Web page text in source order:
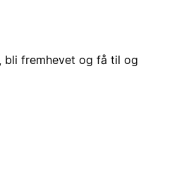
bli fremhevet og få til og